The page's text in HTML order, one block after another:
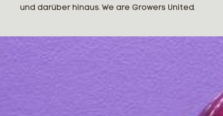
und darüber hinaus. We are Growers United.